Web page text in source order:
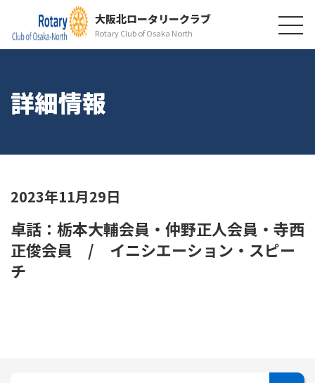
大阪北ロータリークラブ
Rotary Club of Osaka North
詳細情報
2023年11月29日
卓話：栃本大輔会員・仲野正人会員・寺西
正俊会員 / イニシエーション・スピー
チ